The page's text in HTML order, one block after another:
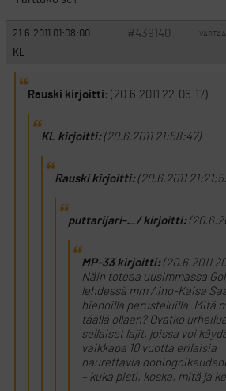
21.6.2011 01:08:00 #439140 VASTAA
KL
Rauski kirjoitti: (20.6.2011 22:06:17)
KL kirjoitti:(20.6.2011 21:58:47)
Rauski kirjoitti:(20.6.2011
puttarijari-._/ kirjoitti:
MP-33 kirjoitti:(20.6.2011
Näin toteaa uusimmassa
lehdessä mm Aino-Kaisa
hienoilla perusteluilla. Mitä
täällä ollaan? Ovatko
sellaiset lajit, joissa voi
vaikkapa 10 vuotta erilaisia
naurettavia
– kuka pisti, koska, mitä ja